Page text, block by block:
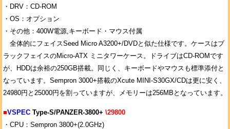
・DRV：CD-ROM
・OS：オプション
・その他：400W電源,キーボード・マウス付属
全体的にフェイスSeed Micro A3200+/DVDと似た仕様です。ケースはブ
ラックフェイスのMicro-ATX ミニタワーケース。ドライブはCD-ROMです
が、HDDは余裕の250GB搭載。同じく、キーボードやマウスも標準添付と
なっています。Sempron 3000+搭載のXcute MINI-S30GX/CDは更に安く、
24980円と25000円を割っていますが、メモリーは256MBとなっています。
■VSPEC Type-S/PANZER-3800+ \29800
・CPU：Sempron 3800+(2.0GHz)